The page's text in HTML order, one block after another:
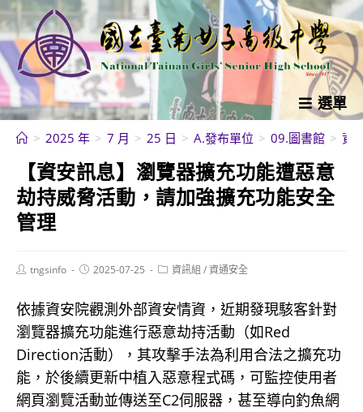
跳
轉
至
主
要
內
選單
> 2025 年 > 7 月 > 25 日 > A.發布單位 > 09.圖書館 > 資
【資安訊息】瀏覽器擴充功能遭惡意
劫持威脅活動，請加強擴充功能安全
管理
Posttngsinfo
Post2025-07-25
Post資訊組 /資通安全
依據資安院觀測外部資安情資，近期發現駭客針對
瀏覽器擴充功能進行惡意劫持活動（如Red
Direction活動），其攻擊手法為利用合法之擴充功
能，於後續更新中植入惡意程式碼，可監控使用者
網頁瀏覽活動並傳送至C2伺服器，甚至導向釣魚網